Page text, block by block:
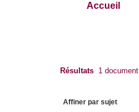
Accueil
Résultats 1 document
Affiner par sujet